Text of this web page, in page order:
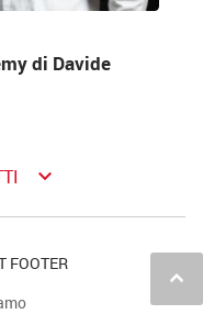
di Davide
keyboard_arrow_down
keyboard_arrow_up
FOOTER